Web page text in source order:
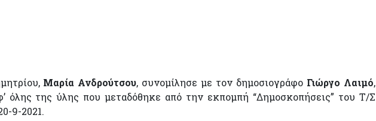
Μαρία Ανδρούτσου, συνομίλησε με τoν δημοσιογράφο Γιώργο Λαιμό,
όλης της ύλης που μεταδόθηκε από την εκπομπή “Δημοσκοπήσεις” του Τ/Σ
9-2021.